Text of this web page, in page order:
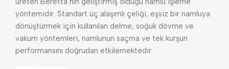
yöntemidir. Standart üç alaşımlı çeliği, eşsiz bir namluya
dönüştürmek için kullanılan delme, soğuk dövme ve
vakum yöntemleri, namlunun saçma ve tek kurşun
performansını doğrudan etkilemektedir.